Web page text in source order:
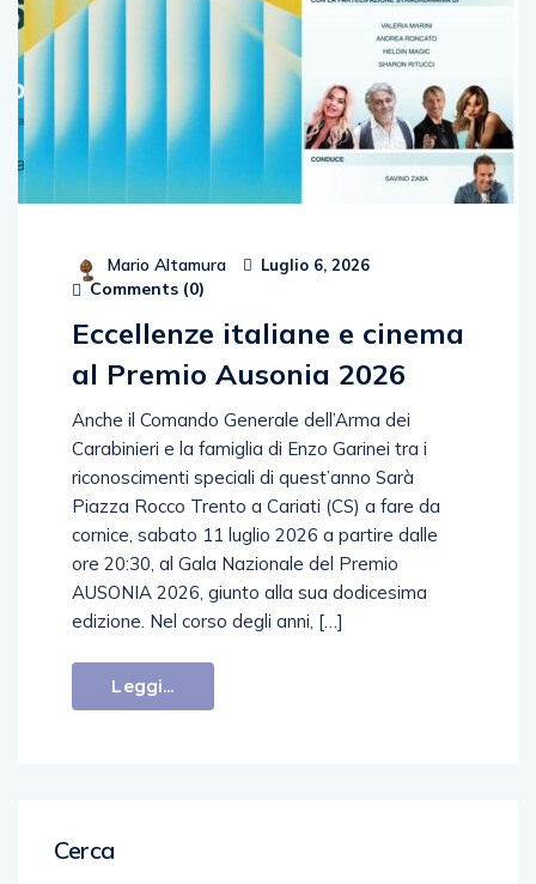
Mario Altamura Luglio 6, 2026
Comments (0)
Eccellenze italiane e cinema
al Premio Ausonia 2026
Anche il Comando Generale dell’Arma dei
Carabinieri e la famiglia di Enzo Garinei tra i
riconoscimenti speciali di quest’anno Sarà
Piazza Rocco Trento a Cariati (CS) a fare da
cornice, sabato 11 luglio 2026 a partire dalle
ore 20:30, al Gala Nazionale del Premio
AUSONIA 2026, giunto alla sua dodicesima
edizione. Nel corso degli anni, […]
Leggi...
Cerca